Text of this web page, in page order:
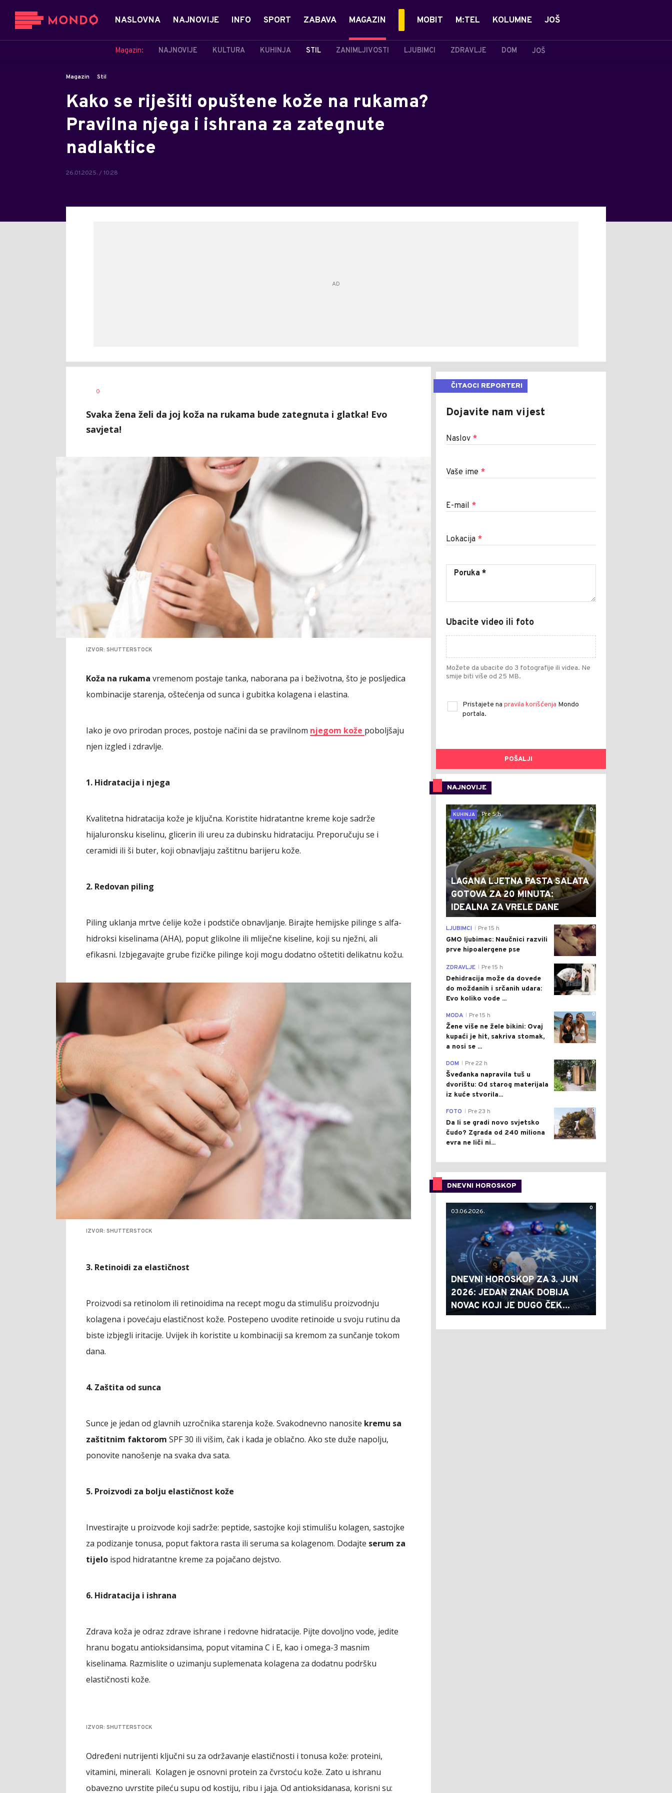
NASLOVNA NAJNOVIJE INFO SPORT ZABAVA MAGAZIN
Magazin: NAJNOVIJE KULTURA KUHINJA STIL ZANIMLJIVOSTI LJUBIMCI ZDRAVLJE DOM JOŠ
MOBIT M:TEL KOLUMNE JOŠ
Magazin Stil
Kako se riješiti opuštene kože na rukama?
Pravilna njega i ishrana za zategnute
nadlaktice
26.01.2025. / 10:28
0
Svaka žena želi da joj koža na rukama bude zategnuta i glatka! Evo
savjeta!
IZVOR: SHUTTERSTOCK
Koža na rukama vremenom postaje tanka, naborana pa i beživotna, što je posljedica
kombinacije starenja, oštećenja od sunca i gubitka kolagena i elastina.
Iako je ovo prirodan proces, postoje načini da se pravilnom njegom kože poboljšaju
njen izgled i zdravlje.
1. Hidratacija i njega
Kvalitetna hidratacija kože je ključna. Koristite hidratantne kreme koje sadrže
hijaluronsku kiselinu, glicerin ili ureu za dubinsku hidrataciju. Preporučuju se i
ceramidi ili ši buter, koji obnavljaju zaštitnu barijeru kože.
2. Redovan piling
Piling uklanja mrtve ćelije kože i podstiče obnavljanje. Birajte hemijske pilinge s alfa-
hidroksi kiselinama (AHA), poput glikolne ili mliječne kiseline, koji su nježni, ali
efikasni. Izbjegavajte grube fizičke pilinge koji mogu dodatno oštetiti delikatnu kožu.
IZVOR: SHUTTERSTOCK
3. Retinoidi za elastičnost
Proizvodi sa retinolom ili retinoidima na recept mogu da stimulišu proizvodnju
kolagena i povećaju elastičnost kože. Postepeno uvodite retinoide u svoju rutinu da
biste izbjegli iritacije. Uvijek ih koristite u kombinaciji sa kremom za sunčanje tokom
dana.
4. Zaštita od sunca
Sunce je jedan od glavnih uzročnika starenja kože. Svakodnevno nanosite kremu sa
zaštitnim faktorom SPF 30 ili višim, čak i kada je oblačno. Ako ste duže napolju,
ponovite nanošenje na svaka dva sata.
5. Proizvodi za bolju elastičnost kože
Investirajte u proizvode koji sadrže: peptide, sastojke koji stimulišu kolagen, sastojke
za podizanje tonusa, poput faktora rasta ili seruma sa kolagenom. Dodajte serum za
tijelo ispod hidratantne kreme za pojačano dejstvo.
6. Hidratacija i ishrana
Zdrava koža je odraz zdrave ishrane i redovne hidratacije. Pijte dovoljno vode, jedite
hranu bogatu antioksidansima, poput vitamina C i E, kao i omega-3 masnim
kiselinama. Razmislite o uzimanju suplemenata kolagena za dodatnu podršku
elastičnosti kože.
IZVOR: SHUTTERSTOCK
Određeni nutrijenti ključni su za održavanje elastičnosti i tonusa kože: proteini,
vitamini, minerali. Kolagen je osnovni protein za čvrstoću kože. Zato u ishranu
obavezno uvrstite pileću supu od kostiju, ribu i jaja. Od antioksidanasa, korisni su:
ČITAOCI REPORTERI
Dojavite nam vijest
Naslov *
Vaše ime *
E-mail *
Lokacija *
Ubacite video ili foto
Možete da ubacite do 3 fotografije ili videa. Ne
smije biti više od 25 MB.
Pristajete na pravila korišćenja Mondo
portala.
POŠALJI
NAJNOVIJE
0
KUHINJA
Pre 5 h
LAGANA LJETNA PASTA SALATA
GOTOVA ZA 20 MINUTA:
IDEALNA ZA VRELE DANE
0
LJUBIMCI Pre 15 h
GMO ljubimac: Naučnici razvili
prve hipoalergene pse
0
ZDRAVLJE Pre 15 h
Dehidracija može da dovede
do moždanih i srčanih udara:
Evo koliko vode ...
0
MODA Pre 15 h
Žene više ne žele bikini: Ovaj
kupaći je hit, sakriva stomak,
a nosi se ...
0
DOM Pre 22 h
Šveđanka napravila tuš u
dvorištu: Od starog materijala
iz kuće stvorila...
0
FOTO Pre 23 h
Da li se gradi novo svjetsko
čudo? Zgrada od 240 miliona
evra ne liči ni...
DNEVNI HOROSKOP
0
03.06.2026.
DNEVNI HOROSKOP ZA 3. JUN
2026: JEDAN ZNAK DOBIJA
NOVAC KOJI JE DUGO ČEK...